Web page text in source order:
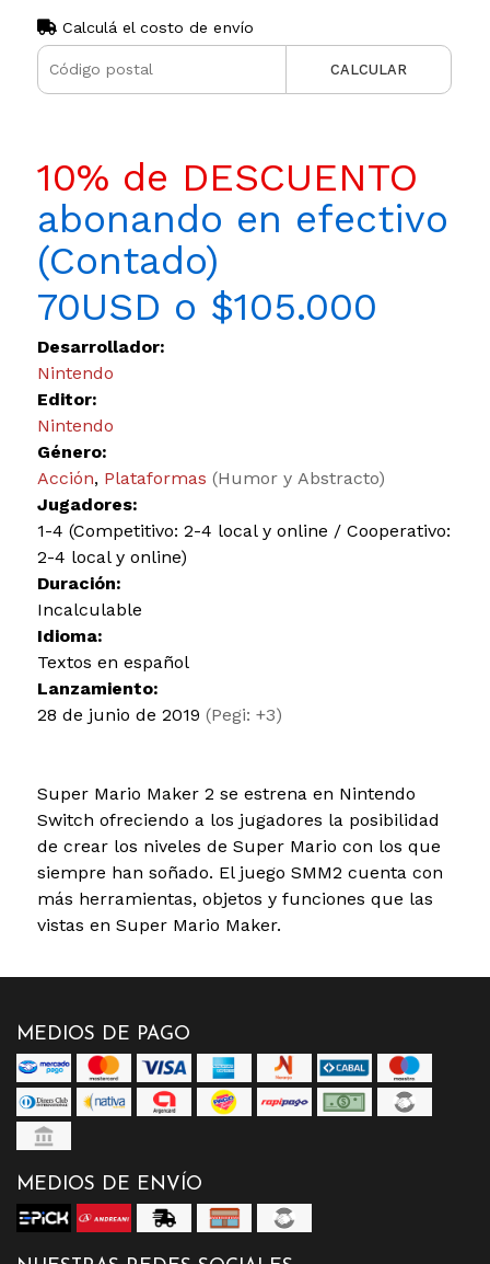
Calculá el costo de envío
CALCULAR
10% de DESCUENTO
abonando en efectivo
(Contado)
70USD o $105.000
Desarrollador:
Nintendo
Editor:
Nintendo
Género:
Acción, Plataformas (Humor y Abstracto)
Jugadores:
1-4 (Competitivo: 2-4 local y online / Cooperativo:
2-4 local y online)
Duración:
Incalculable
Idioma:
Textos en español
Lanzamiento:
28 de junio de 2019 (Pegi: +3)
Super Mario Maker 2 se estrena en Nintendo
Switch ofreciendo a los jugadores la posibilidad
de crear los niveles de Super Mario con los que
siempre han soñado. El juego SMM2 cuenta con
más herramientas, objetos y funciones que las
vistas en Super Mario Maker.
MEDIOS DE PAGO
MEDIOS DE ENVÍO